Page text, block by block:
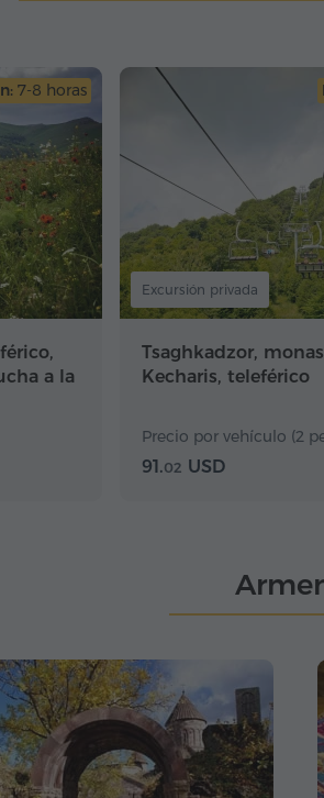
7-8 horas
a la
Excursión privada
Tsaghkadzor,
Kecharis, teleférico
Precio por vehículo (2
91.02 USD